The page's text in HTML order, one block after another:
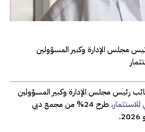
مجلس الإدارة وكبير المسؤولين
رئيس مجلس الإدارة وكبير المسؤولين
للاستثمار
، طرح 24% من مجمع دبي